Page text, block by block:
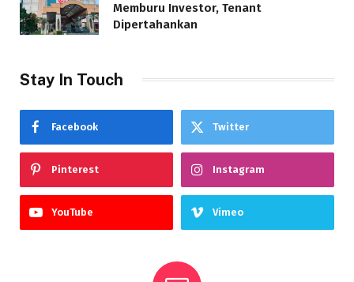
Memburu Investor, Tenant
Dipertahankan
Stay In Touch
Facebook Twitter
Pinterest Instagram
YouTube Vimeo